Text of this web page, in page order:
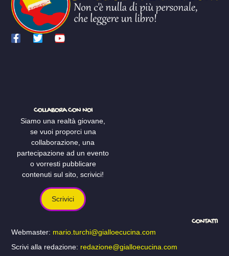
COLLABORA CON NOI
Siamo una realtà giovane,
se vuoi proporci una
collaborazione, una
partecipazione ad un evento
o vorresti pubblicare
contenuti sul sito, scrivici!
Scrivici
CONTATTI
Webmaster: mario.turchi@gialloecucina.com
Scrivi alla redazione: redazione@gialloecucina.com